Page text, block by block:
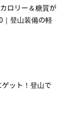
ロリー＆糖質が
｜登山装備の軽
ット！登山で